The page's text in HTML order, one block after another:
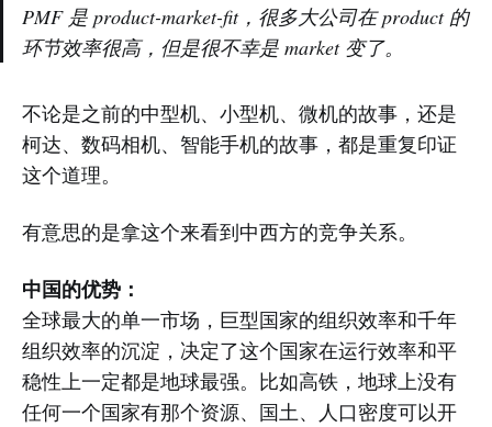
PMF 是 product-market-fit，很多大公司在 product 的
环节效率很高，但是很不幸是 market 变了。
不论是之前的中型机、小型机、微机的故事，还是
柯达、数码相机、智能手机的故事，都是重复印证
这个道理。
有意思的是拿这个来看到中西方的竞争关系。
中国的优势：
全球最大的单一市场，巨型国家的组织效率和千年
组织效率的沉淀，决定了这个国家在运行效率和平
稳性上一定都是地球最强。比如高铁，地球上没有
任何一个国家有那个资源、国土、人口密度可以开